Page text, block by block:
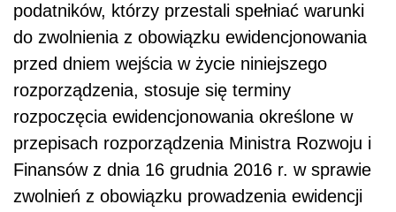
podatników, którzy przestali spełniać warunki
do zwolnienia z obowiązku ewidencjonowania
przed dniem wejścia w życie niniejszego
rozporządzenia, stosuje się terminy
rozpoczęcia ewidencjonowania określone w
przepisach rozporządzenia Ministra Rozwoju i
Finansów z dnia 16 grudnia 2016 r. w sprawie
zwolnień z obowiązku prowadzenia ewidencji